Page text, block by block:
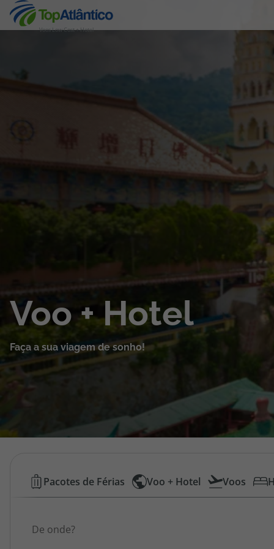
Voos Low Cost + Hotel
Destinos
Voos + Hotel
Pacotes de Férias
Cruzeiros
Promoções
Especialistas
Cheque Viagem
Voo + Hotel
Faça a sua viagem de sonho!
Voos
Low
Cost
Pacotes de Férias Voo + Hotel Voos